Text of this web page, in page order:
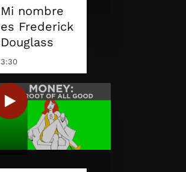
Mi nombre
es Frederick
Douglass
3:30